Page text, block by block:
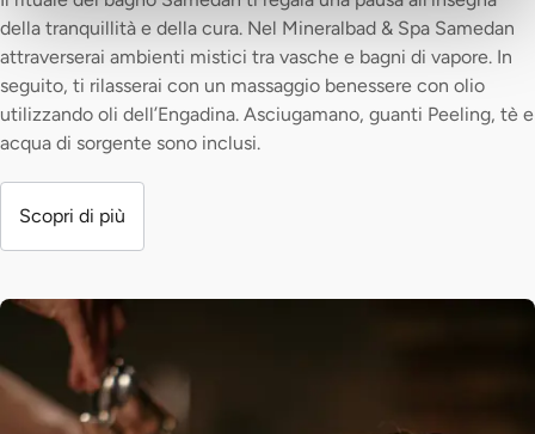
della tranquillità e della cura. Nel Mineralbad & Spa Samedan
attraverserai ambienti mistici tra vasche e bagni di vapore. In
seguito, ti rilasserai con un massaggio benessere con olio
utilizzando oli dell’Engadina. Asciugamano, guanti Peeling, tè e
acqua di sorgente sono inclusi.
Scopri di più